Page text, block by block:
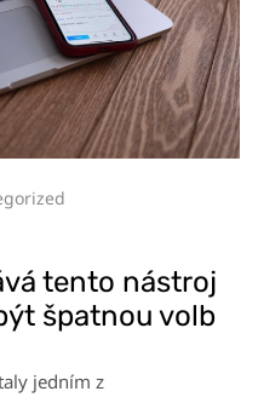
tento nástroj
špatnou volb
jedním z